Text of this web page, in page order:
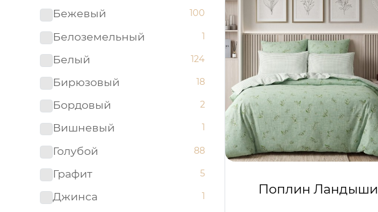
Бежевый
100
Белоземельный 1
Белый 124
Бирюзовый 18
Бордовый 2
Вишневый 1
Голубой 88
Графит 5
Джинса 1 Поплин Ландыши